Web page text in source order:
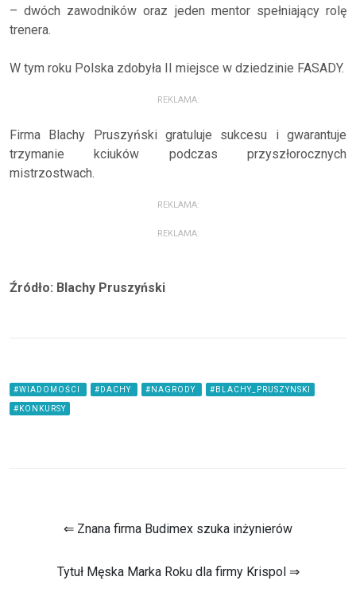
– dwóch zawodników oraz jeden mentor spełniający rolę
trenera.
W tym roku Polska zdobyła II miejsce w dziedzinie FASADY.
REKLAMA:
Firma Blachy Pruszyński gratuluje sukcesu i gwarantuje
trzymanie kciuków podczas przyszłorocznych
mistrzostwach.
REKLAMA:
REKLAMA:
Źródło: Blachy Pruszyński
#WIADOMOŚCI #DACHY #NAGRODY #BLACHY_PRUSZYNSKI
#KONKURSY
⇐ Znana firma Budimex szuka inżynierów
Tytuł Męska Marka Roku dla firmy Krispol ⇒